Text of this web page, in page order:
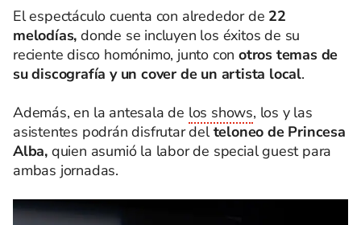
El espectáculo cuenta con alrededor de 22
melodías, donde se incluyen los éxitos de su
reciente disco homónimo, junto conotros temas de
su discografía y un cover de un artista local.
Además, en la antesala de los shows, los y las
asistentes podrán disfrutar delteloneo de Princesa
Alba, quien asumió la labor de special guest para
ambas jornadas.